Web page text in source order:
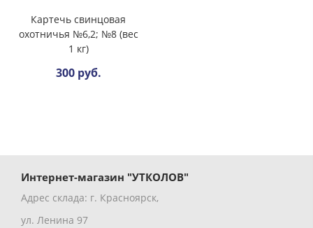
Картечь свинцовая
охотничья №6,2; №8 (вес
1 кг)
300 руб.
Интернет-магазин "УТКОЛОВ"
Адрес склада: г. Красноярск,
ул. Ленина 97